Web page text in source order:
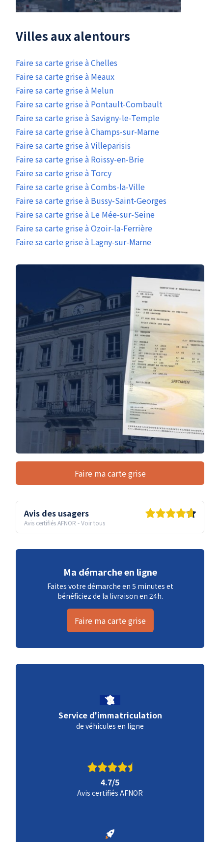
Villes aux alentours
Faire sa carte grise à Chelles
Faire sa carte grise à Meaux
Faire sa carte grise à Melun
Faire sa carte grise à Pontault-Combault
Faire sa carte grise à Savigny-le-Temple
Faire sa carte grise à Champs-sur-Marne
Faire sa carte grise à Villeparisis
Faire sa carte grise à Roissy-en-Brie
Faire sa carte grise à Torcy
Faire sa carte grise à Combs-la-Ville
Faire sa carte grise à Bussy-Saint-Georges
Faire sa carte grise à Le Mée-sur-Seine
Faire sa carte grise à Ozoir-la-Ferrière
Faire sa carte grise à Lagny-sur-Marne
Faire ma carte grise
Avis des usagers
Avis certifiés AFNOR -Voir tous
Ma démarche en ligne
Faites votre démarche en 5 minutes et
bénéficiez de la livraison en 24h.
Faire ma carte grise
Service d'immatriculation
de véhicules en ligne
4.7/5
Avis certifiés AFNOR